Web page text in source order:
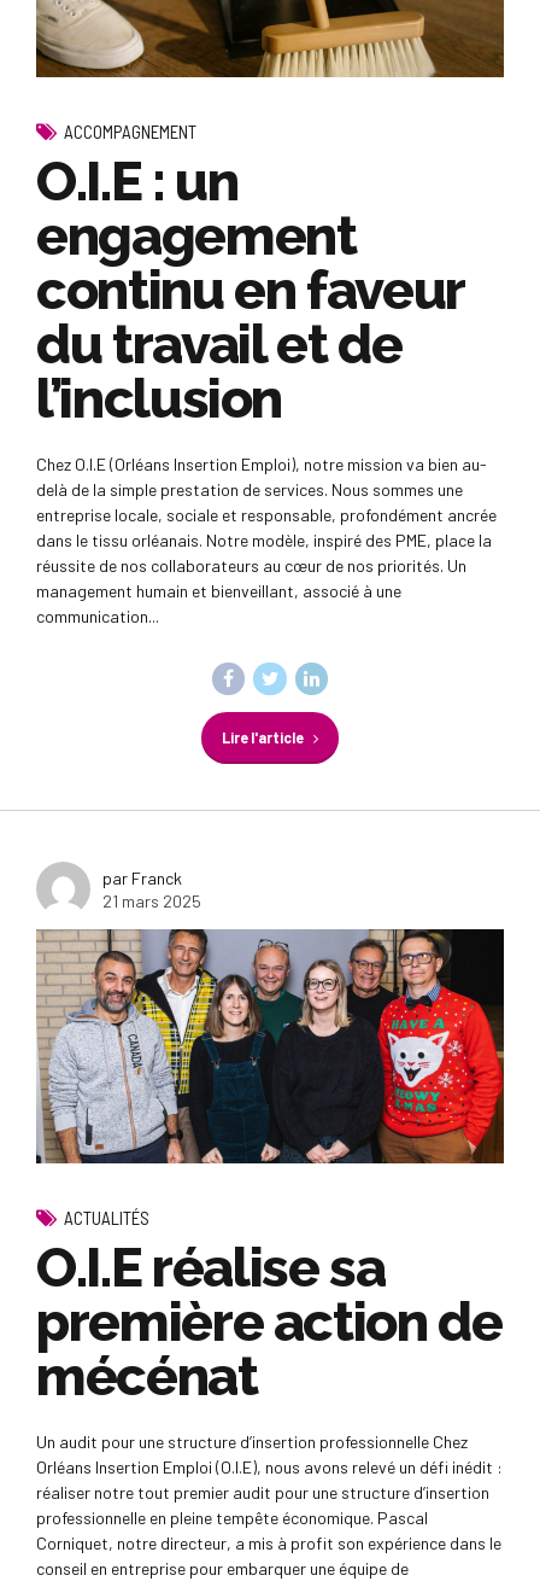
ACCOMPAGNEMENT
O.I.E : un
engagement
continu en faveur
du travail et de
l’inclusion
Chez O.I.E (Orléans Insertion Emploi), notre mission va bien au-
delà de la simple prestation de services. Nous sommes une
entreprise locale, sociale et responsable, profondément ancrée
dans le tissu orléanais. Notre modèle, inspiré des PME, place la
réussite de nos collaborateurs au cœur de nos priorités. Un
management humain et bienveillant, associé à une
communication...
Lire l'article
par Franck
21 mars 2025
ACTUALITÉS
O.I.E réalise sa
première action de
mécénat
Un audit pour une structure d’insertion professionnelle Chez
Orléans Insertion Emploi (O.I.E), nous avons relevé un défi inédit :
réaliser notre tout premier audit pour une structure d’insertion
professionnelle en pleine tempête économique. Pascal
Corniquet, notre directeur, a mis à profit son expérience dans le
conseil en entreprise pour embarquer une équipe de